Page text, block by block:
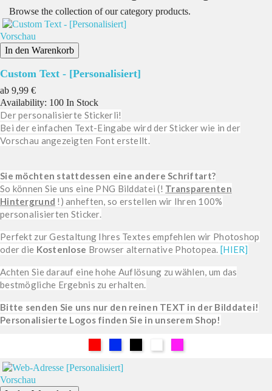
Browse the collection of our category products.
Vorschau
In den Warenkorb
Custom Text - [Personalisiert]
ab Preis
9,99 €
Availability: 100 In Stock
Der personalisierte Stickerli!
Bei der einfachen Text-Eingabe wird der Sticker wie in der
Vorschau angezeigten Font erstellt.
Sie möchten stattdessen eine andere Schriftart?
So können Sie uns eine PNG Bilddatei (! Transparenten
Hintergrund !) anheften, so erstellen wir Ihren 100%
personalisierten Sticker.
Perfekt zur Gestaltung Ihres Textes empfehlen wir Photoshop
oder die Kostenlose Browser alternative Photopea. [HIER]
Achten Sie darauf eine hohe Auflösung zu wählen, um das
bestmögliche Ergebnis zu erhalten.
Bitte senden Sie uns nur den reinen TEXT in der Bilddatei!
Personalisierte Logos finden Sie in unserem Shop!
Vorschau